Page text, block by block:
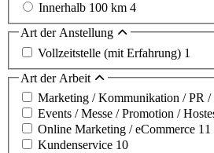
Innerhalb 100 km 4
Art der Anstellung
Vollzeitstelle (mit Erfahrung) 1
Art der Arbeit
Marketing / Kommunikation / PR /
Events / Messe / Promotion /
Online Marketing / eCommerce 11
Kundenservice 10